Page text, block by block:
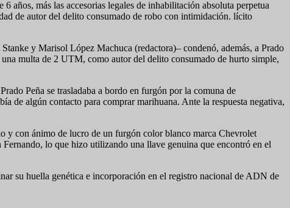
años, más las accesorias legales de inhabilitación absoluta perpetua
de autor del delito consumado de robo con intimidación. lícito
y Marisol López Machuca (redactora)– condenó, además, a Prado
multa de 2 UTM, como autor del delito consumado de hurto simple,
Peña se trasladaba a bordo en furgón por la comuna de
de algún contacto para comprar marihuana. Ante la respuesta negativa,
y con ánimo de lucro de un furgón color blanco marca Chevrolet
lo que hizo utilizando una llave genuina que encontró en el
su huella genética e incorporación en el registro nacional de ADN de